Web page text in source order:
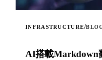
INFRASTRUCTURE/
AI搭載Markdown